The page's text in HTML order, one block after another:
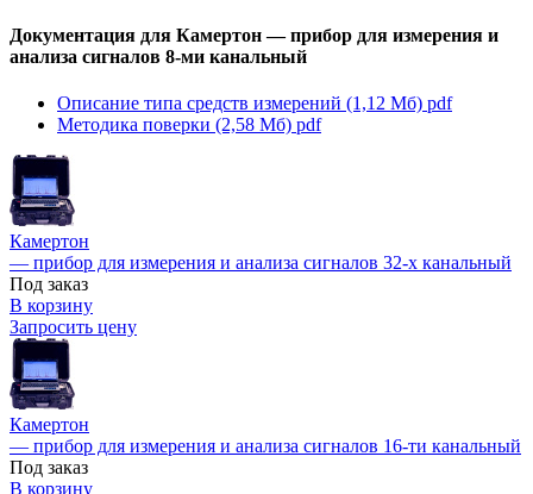
Документация для Камертон — прибор для измерения и
анализа сигналов 8-ми канальный
Описание типа средств измерений (1,12 Мб) pdf
Методика поверки (2,58 Мб) pdf
Камертон
— прибор для измерения и анализа сигналов 32-х канальный
Под заказ
В корзину
Запросить цену
Камертон
— прибор для измерения и анализа сигналов 16-ти канальный
Под заказ
В корзину